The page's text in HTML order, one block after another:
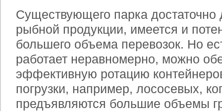
Существующего парка достаточно
рыбной продукции, имеется и
большего объема перевозок. Но
работает неравномерно, можно
эффективную ротацию
погрузки, например, лососевых,
предъявляются большие объемы